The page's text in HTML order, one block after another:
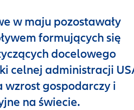
w maju pozostawały
formujących się
docelowego
celnej administracji
wzrost gospodarczy i
na świecie.